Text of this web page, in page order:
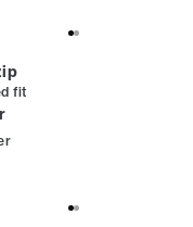
fit
rabat)